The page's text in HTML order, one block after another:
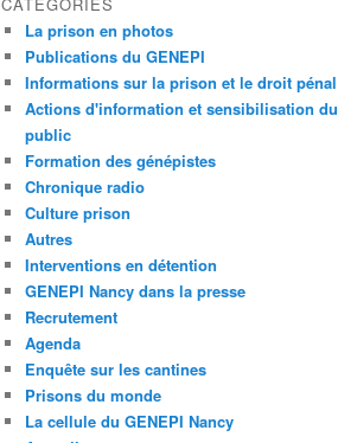
La prison en photos
Publications du GENEPI
Informations sur la prison et le droit pénal
Actions d'information et sensibilisation du
public
Formation des génépistes
Chronique radio
Culture prison
Autres
Interventions en détention
GENEPI Nancy dans la presse
Recrutement
Agenda
Enquête sur les cantines
Prisons du monde
La cellule du GENEPI Nancy